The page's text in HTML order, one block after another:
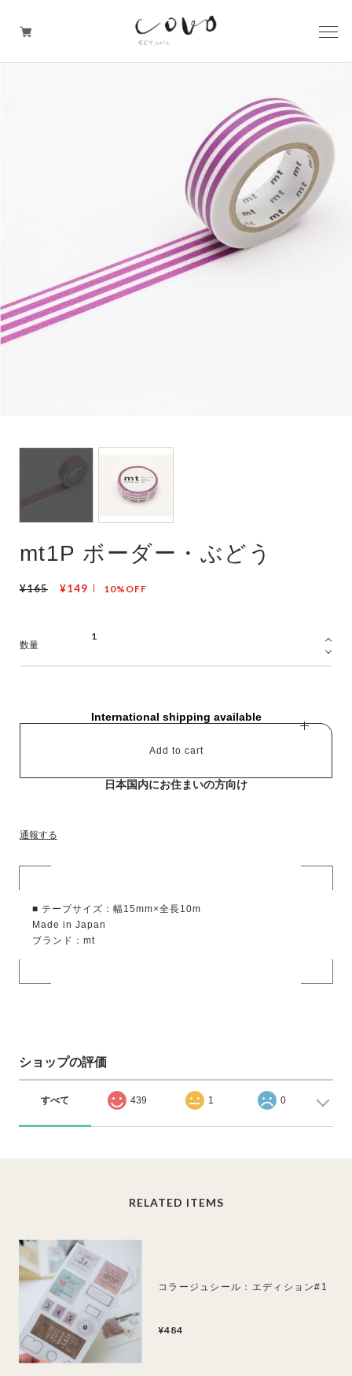
TRAVELER'S notebook
その他の暮らしの道具
ガレージセール
mt1P ボーダー・ぶどう
¥165 ¥149 10%OFF
数量
International shipping available
Add to cart
日本国内にお住まいの方向け
通報する
■ テープサイズ：幅15mm×全長10m
Made in Japan
ブランド：mt
ショップの評価
すべて 439 1 0
RELATED ITEMS
コラージュシール：エディション#1
¥484